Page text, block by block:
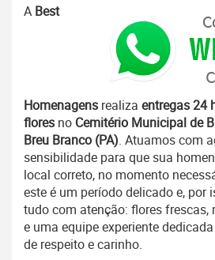
A Best
Homenagens realiza entregas 24
flores no Cemitério Municipal de
Breu Branco (PA). Atuamos com
sensibilidade para que sua
local correto, no momento
este é um período delicado e, por
tudo com atenção: flores
e uma equipe experiente
de respeito e carinho.